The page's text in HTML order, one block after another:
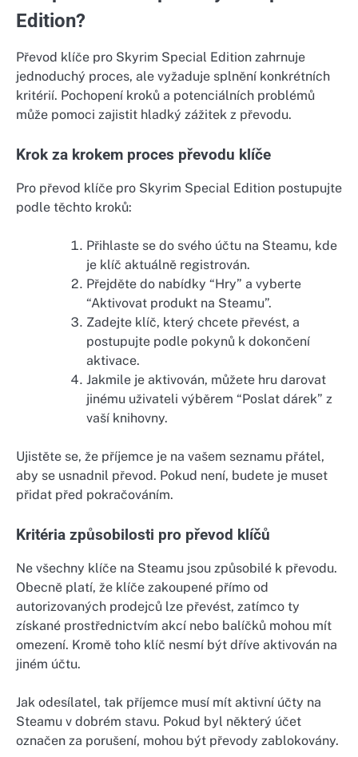
Edition?
Převod klíče pro Skyrim Special Edition zahrnuje
jednoduchý proces, ale vyžaduje splnění konkrétních
kritérií. Pochopení kroků a potenciálních problémů
může pomoci zajistit hladký zážitek z převodu.
Krok za krokem proces převodu klíče
Pro převod klíče pro Skyrim Special Edition postupujte
podle těchto kroků:
Přihlaste se do svého účtu na Steamu, kde
je klíč aktuálně registrován.
Přejděte do nabídky “Hry” a vyberte
“Aktivovat produkt na Steamu”.
Zadejte klíč, který chcete převést, a
postupujte podle pokynů k dokončení
aktivace.
Jakmile je aktivován, můžete hru darovat
jinému uživateli výběrem “Poslat dárek” z
vaší knihovny.
Ujistěte se, že příjemce je na vašem seznamu přátel,
aby se usnadnil převod. Pokud není, budete je muset
přidat před pokračováním.
Kritéria způsobilosti pro převod klíčů
Ne všechny klíče na Steamu jsou způsobilé k převodu.
Obecně platí, že klíče zakoupené přímo od
autorizovaných prodejců lze převést, zatímco ty
získané prostřednictvím akcí nebo balíčků mohou mít
omezení. Kromě toho klíč nesmí být dříve aktivován na
jiném účtu.
Jak odesílatel, tak příjemce musí mít aktivní účty na
Steamu v dobrém stavu. Pokud byl některý účet
označen za porušení, mohou být převody zablokovány.